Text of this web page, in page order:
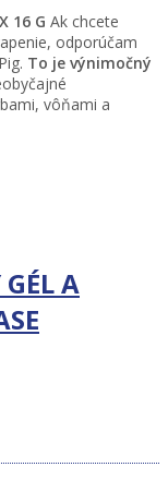
16 G Ak chcete
odporúčam
To je výnimočný
vôňami a
A